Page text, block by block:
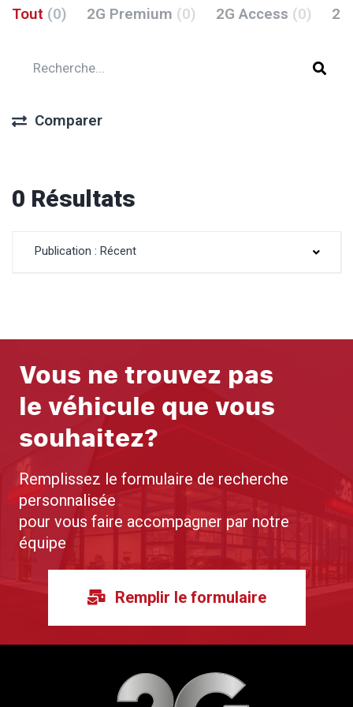
Tout (0) 2G Premium (0) 2G Access (0)
Comparer
0 Résultats
Publication : Récent
Vous ne trouvez pas
le véhicule que vous
souhaitez?
Remplissez le formulaire de recherche
personnalisée
pour vous faire accompagner par notre
équipe
Remplir le formulaire